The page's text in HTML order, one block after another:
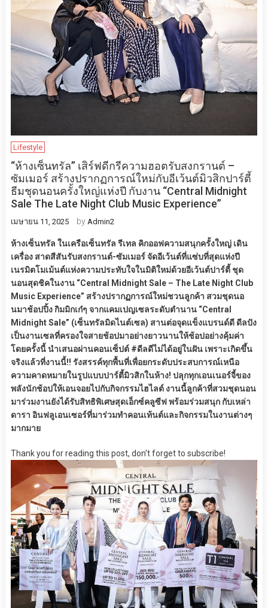
Lifestyle
“ห้างเซ็นทรัล” เสิร์ฟดีกรีความฮอตรับสงกรานต์ –
ซัมเมอร์ สร้างปรากฏการณ์ใหม่กับอีเว้นต์มิวสิกปาร์ตี้
ธีมชุดนอนครั้งใหญ่แห่งปี กับงาน “Central Midnight
Sale The Late Night Club Music Experience”
เมษายน 11, 2025 by Admin2
ห้างเซ็นทรัล ในเครือเซ็นทรัล รีเทล คิกออฟความสนุกครั้งใหญ่ เดิน
เครื่อง สาดสีสันรับสงกรานต์-ซัมเมอร์ จัดอีเว้นต์ที่แซ่บที่สุดแห่งปี
เนรมิตโมเม้นต์แห่งความประทับใจในมิติใหม่ด้วยอีเว้นต์ปาร์ตี้ ชุด
นอนสุดชิคในงาน “Central Midnight Sale – The Late Night Club
Music Experience” สร้างปรากฏการณ์ใหม่ชวนลูกค้า สวมชุดนอ
นมาช้อปปิ้ง กิมมิกเก๋ๆ จากแคมเปญเซลระดับตำนาน “Central
Midnight Sale” (เซ็นทรัลมิดไนต์เซล) สานต่อจุดแข็งแบรนด์ดี ดีลปัง
เป็นงานเซลที่ครองใจสายช้อปมาอย่างยาวนานให้ช้อปอย่างคุ้มค่า
โดยครั้งนี้ นำเสนอผ่านคอนเซ็ปต์ #ดีลดีไม่ได้อยู่ในฝัน เพราะเกิดขึ้น
จริงแล้วที่งานนี้!! รังสรรค์ทุกพื้นที่เพื่อยกระดับประสบการณ์เหนือ
ความคาดหมายในรูปแบบปาร์ตี้มิวสิกในห้าง! ปลุกทุกเอนเนอร์จี้ของ
พลังนักช้อปให้เอนจอยไปกับกิจกรรมไฮไลต์ งานนี้ลูกค้าที่สวมชุดนอน
มาร่วมงานยังได้รับสิทธิพิเศษสุดเอ็กซ์คลูซีฟ พร้อมร่วมสนุก กับเหล่า
ดารา อินฟลูเอนเซอร์ที่มาร่วมทำคอนเท้นต์และกิจกรรมในงานต่างๆ
มากมาย
Thank you for reading this post, don't forget to subscribe!